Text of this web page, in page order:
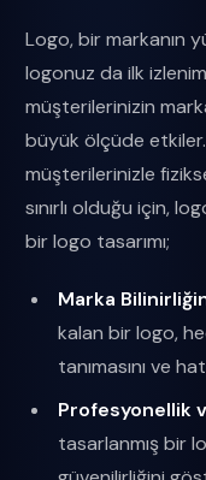
Logo, bir markanın
logonuz da ilk
müşterilerinizin
büyük ölçüde
müşterilerinizle
sınırlı olduğu için,
bir logo tasarımı;
Marka
kalan bir logo,
tanımasını ve
Profesyonellik
tasarlanmış bir